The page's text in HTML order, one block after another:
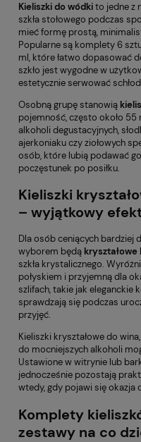
Kieliszki do wódkito jedne z
szkła stołowego podczas
mieć formę prostą,
Popularne są komplety 6
ml, które łatwo dopasować
szkło jest wygodne w
estetycznie serwować
Osobną grupę stanowią
pojemność, często około 55
alkoholi degustacyjnych,
ajerkoniaku czy ziołowych
osób, które lubią podawać
poczęstunek po posiłku.
Kieliszki
– wyjątkowy
Dla osób ceniących bardziej
wyborem będą kryształowe
szkła krystalicznego.
połyskiem i przyjemną dla
szlifach, takie jak eleganckie
sprawdzają się podczas
przyjęć.
Kieliszki kryształowe do
do mocniejszych alkoholi
Ustawione w witrynie lub
jednocześnie pozostają
wtedy, gdy pojawi się okazja
Komplety
zestawy na co